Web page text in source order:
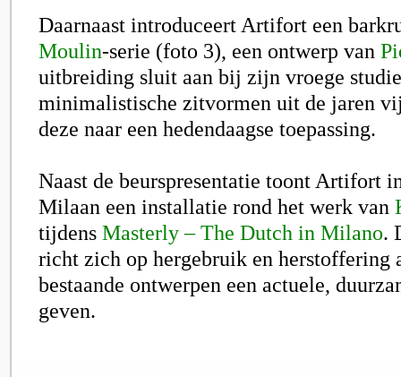
Daarnaast introduceert Artifort een
Moulin-serie (foto 3), een ontwerp van
uitbreiding sluit aan bij zijn vroege
minimalistische zitvormen uit de jaren
deze naar een hedendaagse toepassing.
Naast de beurspresentatie toont Artifort
Milaan een installatie rond het werk van
tijdens Masterly – The Dutch in Milano.
richt zich op hergebruik en herstoffering
bestaande ontwerpen een actuele,
geven.